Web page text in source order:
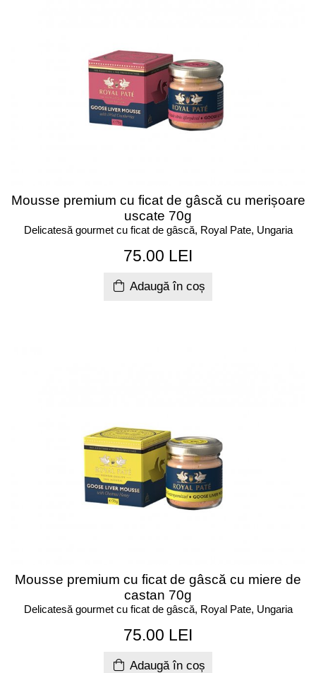
Mousse premium cu ficat de gâscă cu merișoare
uscate 70g
Delicatesă gourmet cu ficat de gâscă, Royal Pate, Ungaria
75.00 LEI
Adaugă în coș
Mousse premium cu ficat de gâscă cu miere de
castan 70g
Delicatesă gourmet cu ficat de gâscă, Royal Pate, Ungaria
75.00 LEI
Adaugă în coș